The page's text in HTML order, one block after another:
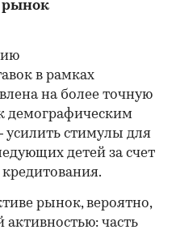
рынок
в рамках
на более точную
демографическим
стимулы для
детей за счет
рынок, вероятно,
часть